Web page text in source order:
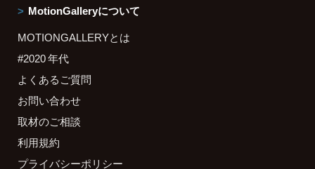
MotionGalleryについて
MOTIONGALLERYとは
#2020 年代
よくあるご質問
お問い合わせ
取材のご相談
利用規約
プライバシーポリシー